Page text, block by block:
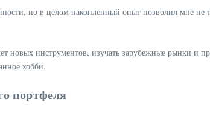
но в целом накопленный опыт позволил мне
новых инструментов, изучать зарубежные рынки и
хобби.
портфеля